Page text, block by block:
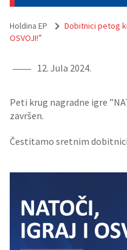
Holdina EP
Dobitnici petog
OSVOJI!”
12. Jula 2024.
Peti krug nagradne igre
završen.
Čestitamo sretnim